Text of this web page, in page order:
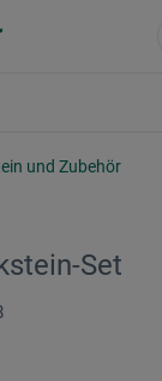
und Zubehör
Set